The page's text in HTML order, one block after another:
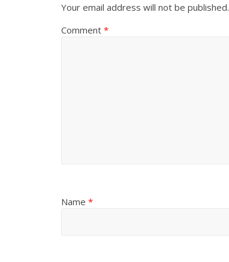
Your email address will not be published.
Comment *
Name *